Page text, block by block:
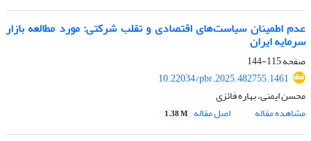
عدم اطمینان سیاست‌های اقتصادی و تقلب شرکتی: مورد مطالعه بازار
سرمایه ایران
صفحه115-144
10.22034/pbr.2025.482755.1461
محسن ایمنی، بهاره فائزی
مشاهده مقاله
اصل مقاله 1.38 M